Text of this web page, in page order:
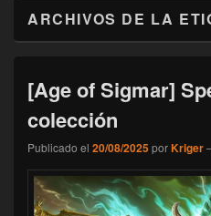
ARCHIVOS DE LA
[Age of Sigmar]
colección
Publicado el 20/08/2025porKriger